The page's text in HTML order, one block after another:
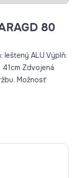
80
leštený ALU Výplň:
Zdvojená
Možnosť